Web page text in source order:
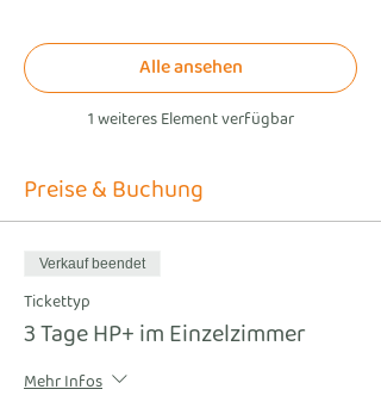
1 weiteres Element verfügbar
Alle ansehen
Preise & Buchung
Verkauf beendet
Tickettyp
3 Tage HP+ im Einzelzimmer
Mehr Infos